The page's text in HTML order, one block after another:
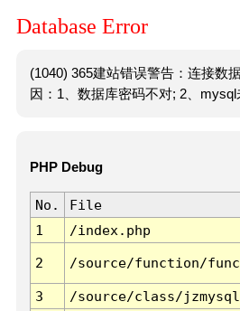
Database Error
(1040) 365建站错误警告：连接数
因：1、数据库密码不对; 2、mysql
PHP Debug
No. File
1
/index.php
2 /source/function/
3 /source/class/